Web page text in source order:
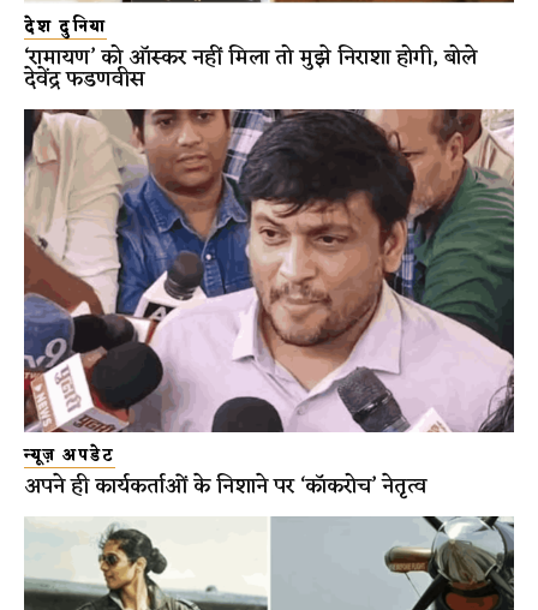
देश दुनिया
‘रामायण’ को ऑस्कर नहीं मिला तो मुझे निराशा होगी, बोले
देवेंद्र फडणवीस
न्यूज़ अपडेट
अपने ही कार्यकर्ताओं के निशाने पर ‘कॉकरोच’ नेतृत्व